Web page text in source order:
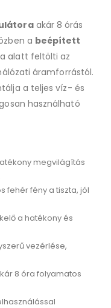
akár 8 órás
a beépített
alatt feltölti az
áramforrástól.
a teljes víz- és
használható
megvilágítás
fehér fény a tiszta, jól
a hatékony és
vezérlése,
8 óra folyamatos